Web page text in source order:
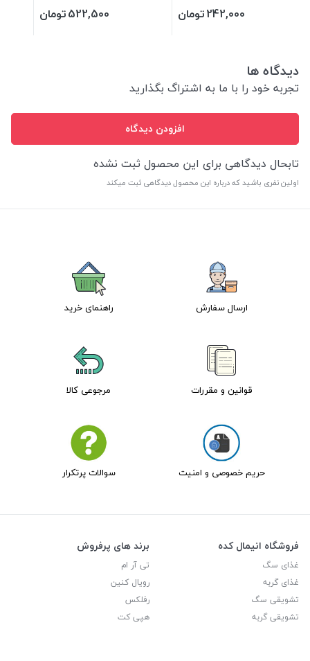
242,000تومان 522,500تومان
دیدگاه ها
تجربه خود را با ما به اشتراگ بگذارید
افزودن دیدگاه
تابحال دیدگاهی برای این محصول ثبت نشده
اولین نفری باشید که درباره این محصول دیدگاهی ثبت میکند
ارسال سفارش راهنمای خرید
قوانین و مقررات مرجوعی کالا
حریم خصوصی و امنیت سوالات پرتکرار
فروشگاه انیمال کده
غذای سگ
غذای گربه
تشویقی سگ
تشویقی گربه
برند های پرفروش
تی آر ام
رویال کنین
رفلکس
هپی کت